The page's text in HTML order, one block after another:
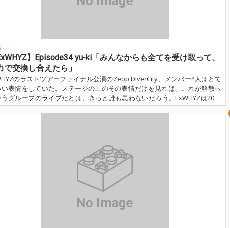
】Episode34 yu-ki「みんなからも全てを受け取って、
で交換し合えたら」
のラストツアーファイナル公演のZepp DiverCity、メンバー4人はとて
い表情をしていた。ステージの上のその表情だけを見れば、これが解散へ
グループのライブだとは、きっと誰も思わないだろう。ExWHYZは2026
31日のラストライブ＜ExWHYZ LAST LIVE '光'＞をもって解散する。だが彼
は最後まで前を向いて全力で走り続ける。サードアルバム『zION』をリ